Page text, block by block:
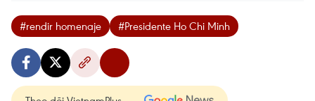
#rendir homenaje #Presidente Ho Chi Minh